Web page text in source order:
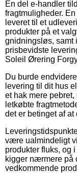
En del e-handler
fragtmuligheder.
leveret til et
produkter på et
gnidningsløs, samt
prisbevidste
Soleil Ørering
Du burde
levering til dit hus
et hak mere
letkøbte
det er betinget af
være ualmindeligt
produkter fluks, og
kigger nærmere på
vedkommende